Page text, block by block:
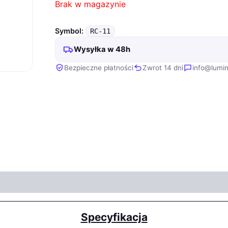
Brak w magazynie
Symbol: RC-11
Wysyłka w 48h
Bezpieczne płatności Zwrot 14 dni
Specyfikacja